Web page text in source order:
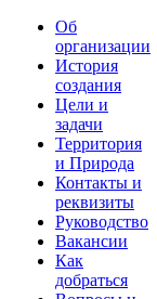
Об
организации
История
создания
Цели и
задачи
Территория
и Природа
Контакты и
реквизиты
Руководство
Вакансии
Как
добраться